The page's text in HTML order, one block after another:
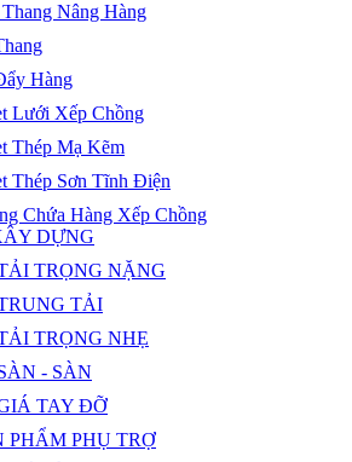
Nâng Hàng
Hàng
Lưới Xếp Chồng
Thép Mạ Kẽm
Thép Sơn Tĩnh Điện
Chứa Hàng Xếp Chồng
DỰNG
TRỌNG NẶNG
TẢI
TRỌNG NHẸ
- SÀN
TAY ĐỠ
PHẨM PHỤ TRỢ